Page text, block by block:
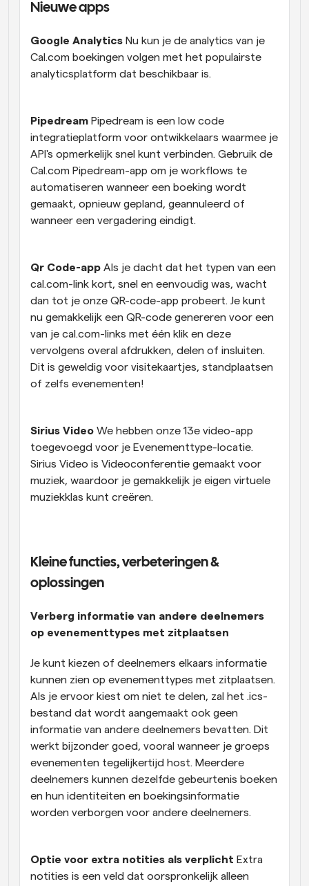
Nieuwe apps
Google Analytics Nu kun je de analytics van je
Cal.com boekingen volgen met het populairste
analyticsplatform dat beschikbaar is.
Pipedream Pipedream is een low code
integratieplatform voor ontwikkelaars waarmee je
API's opmerkelijk snel kunt verbinden. Gebruik de
Cal.com Pipedream-app om je workflows te
automatiseren wanneer een boeking wordt
gemaakt, opnieuw gepland, geannuleerd of
wanneer een vergadering eindigt.
Qr Code-app Als je dacht dat het typen van een
cal.com-link kort, snel en eenvoudig was, wacht
dan tot je onze QR-code-app probeert. Je kunt
nu gemakkelijk een QR-code genereren voor een
van je cal.com-links met één klik en deze
vervolgens overal afdrukken, delen of insluiten.
Dit is geweldig voor visitekaartjes, standplaatsen
of zelfs evenementen!
Sirius Video We hebben onze 13e video-app
toegevoegd voor je Evenementtype-locatie.
Sirius Video is Videoconferentie gemaakt voor
muziek, waardoor je gemakkelijk je eigen virtuele
muziekklas kunt creëren.
Kleine functies, verbeteringen &
oplossingen
Verberg informatie van andere deelnemers
op evenementtypes met zitplaatsen
Je kunt kiezen of deelnemers elkaars informatie
kunnen zien op evenementtypes met zitplaatsen.
Als je ervoor kiest om niet te delen, zal het .ics-
bestand dat wordt aangemaakt ook geen
informatie van andere deelnemers bevatten. Dit
werkt bijzonder goed, vooral wanneer je groeps
evenementen tegelijkertijd host. Meerdere
deelnemers kunnen dezelfde gebeurtenis boeken
en hun identiteiten en boekingsinformatie
worden verborgen voor andere deelnemers.
Optie voor extra notities als verplicht Extra
notities is een veld dat oorspronkelijk alleen